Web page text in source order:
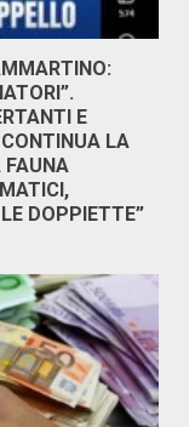
E
LA
FAUNA
LE DOPPIETTE”